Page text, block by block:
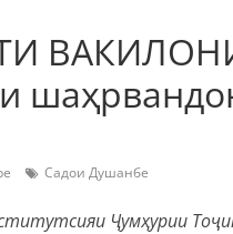
ВАКИЛОНИ
Садои Душанбе
Ҷумҳурии